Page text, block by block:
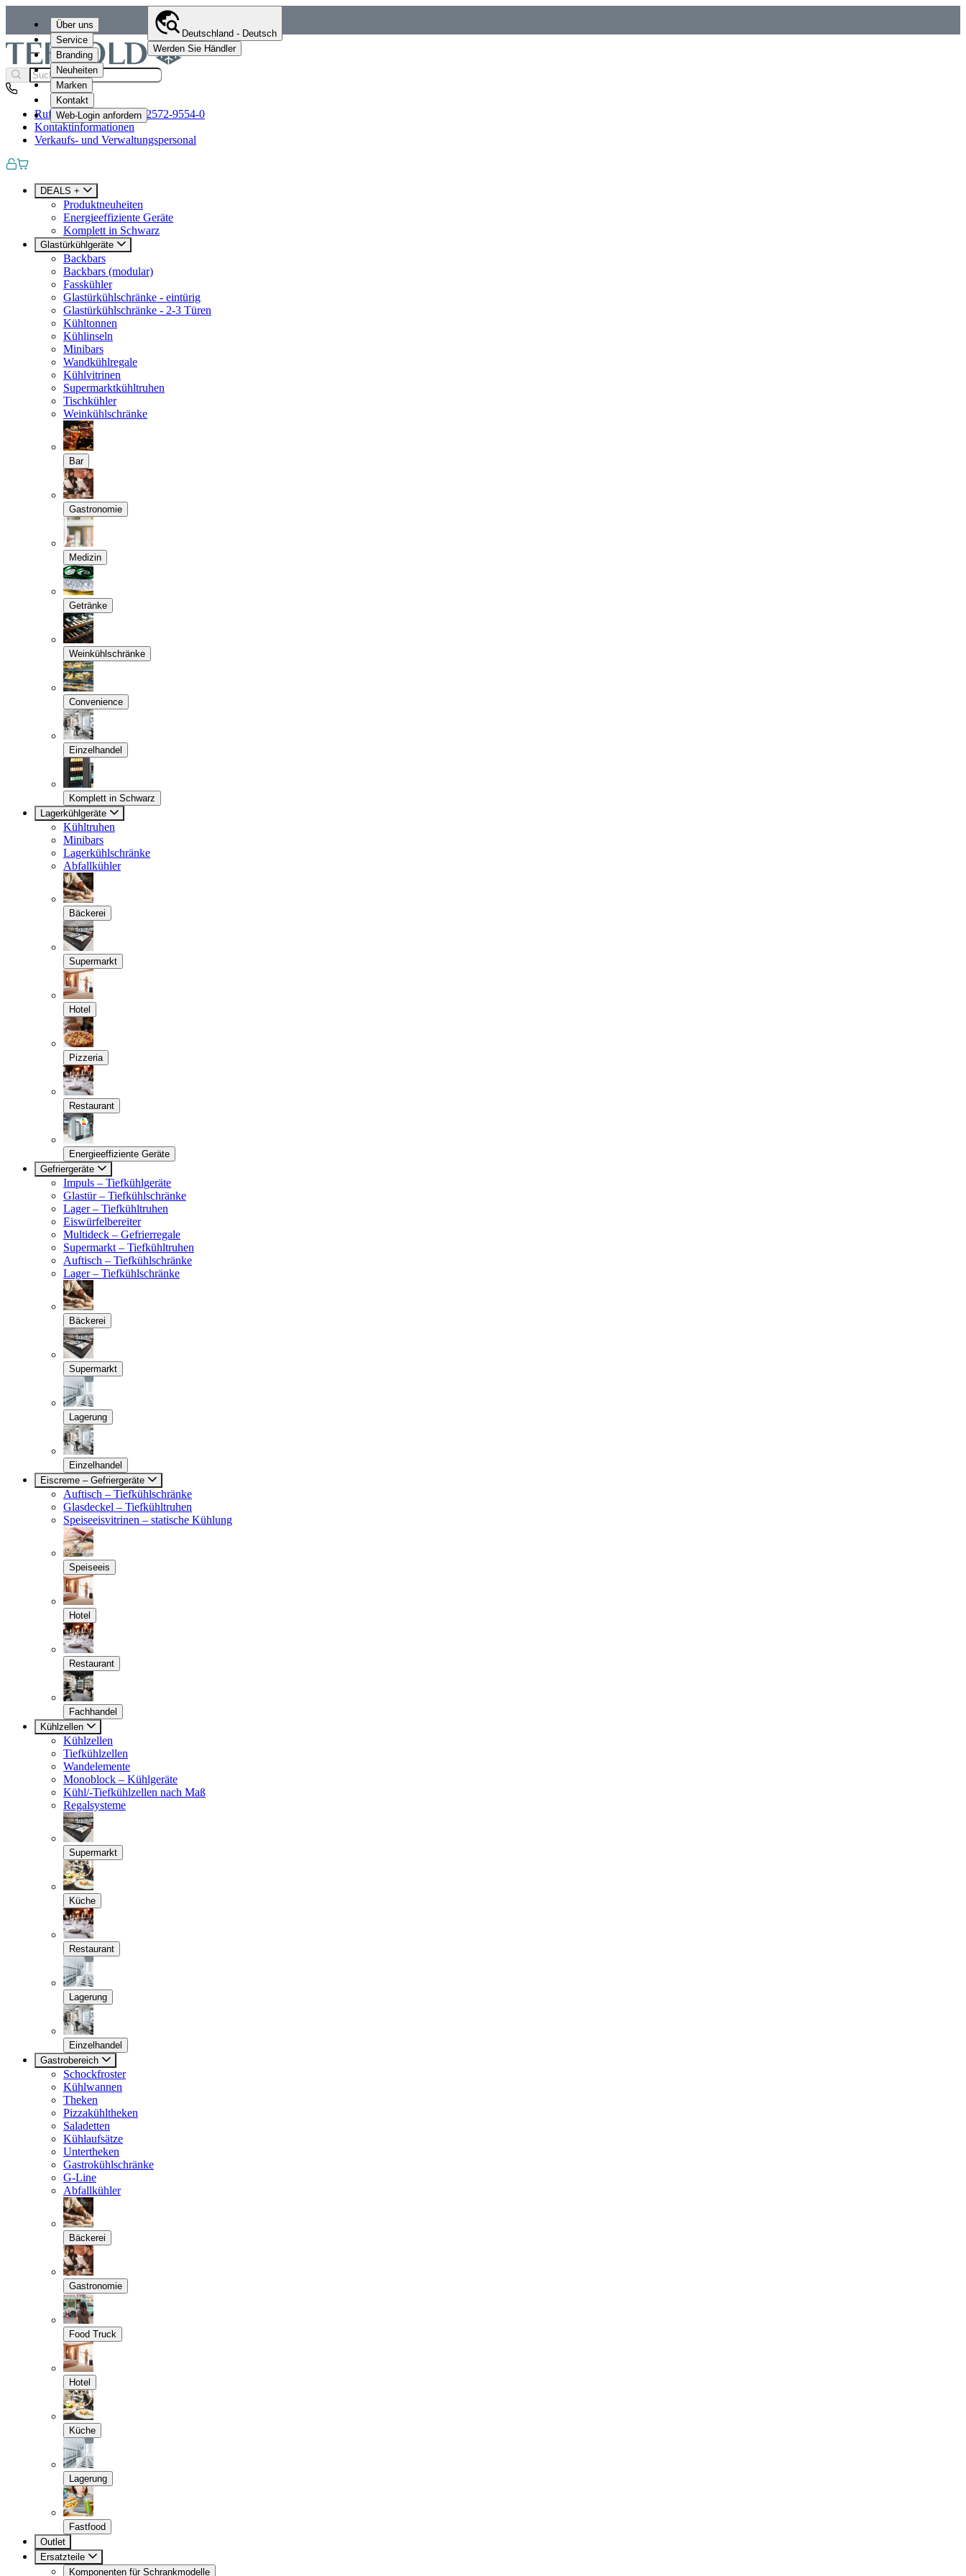
Über uns
Service
Branding
Neuheiten
Marken
Kontakt
Web-Login anfordern
Deutschland - Deutsch
Werden Sie Händler
Rufen Sie uns an+49 (0)2572-9554-0
Kontaktinformationen
Verkaufs- und Verwaltungspersonal
DEALS +
Produktneuheiten
Energieeffiziente Geräte
Komplett in Schwarz
Glastürkühlgeräte
Backbars
Backbars (modular)
Fasskühler
Glastürkühlschränke - eintürig
Glastürkühlschränke - 2-3 Türen
Kühltonnen
Kühlinseln
Minibars
Wandkühlregale
Kühlvitrinen
Supermarktkühltruhen
Tischkühler
Weinkühlschränke
Bar
Gastronomie
Medizin
Getränke
Weinkühlschränke
Convenience
Einzelhandel
Komplett in Schwarz
Lagerkühlgeräte
Kühltruhen
Minibars
Lagerkühlschränke
Abfallkühler
Bäckerei
Supermarkt
Hotel
Pizzeria
Restaurant
Energieeffiziente Geräte
Gefriergeräte
Impuls – Tiefkühlgeräte
Glastür – Tiefkühlschränke
Lager – Tiefkühltruhen
Eiswürfelbereiter
Multideck – Gefrierregale
Supermarkt – Tiefkühltruhen
Auftisch – Tiefkühlschränke
Lager – Tiefkühlschränke
Bäckerei
Supermarkt
Lagerung
Einzelhandel
Eiscreme – Gefriergeräte
Auftisch – Tiefkühlschränke
Glasdeckel – Tiefkühltruhen
Speiseeisvitrinen – statische Kühlung
Speiseeis
Hotel
Restaurant
Fachhandel
Kühlzellen
Kühlzellen
Tiefkühlzellen
Wandelemente
Monoblock – Kühlgeräte
Kühl/-Tiefkühlzellen nach Maß
Regalsysteme
Supermarkt
Küche
Restaurant
Lagerung
Einzelhandel
Gastrobereich
Schockfroster
Kühlwannen
Theken
Pizzakühltheken
Saladetten
Kühlaufsätze
Untertheken
Gastrokühlschränke
G-Line
Abfallkühler
Bäckerei
Gastronomie
Food Truck
Hotel
Küche
Lagerung
Fastfood
Outlet
Ersatzteile
Komponenten für Schrankmodelle